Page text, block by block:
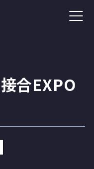
合EXPO